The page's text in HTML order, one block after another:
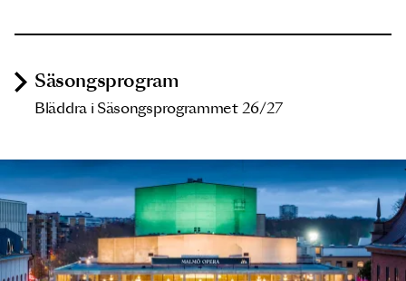
Säsongsprogram
Bläddra i Säsongsprogrammet 26/27